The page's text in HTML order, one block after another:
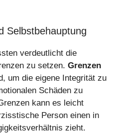
Selbstbehauptung
verdeutlicht die
zu setzen. Grenzen
um die eigene Integrität zu
Schäden zu
kann es leicht
Person einen in
zieht.